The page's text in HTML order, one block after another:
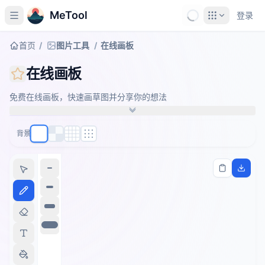
MeTool 登录
首页 / 图片工具 / 在线画板
在线画板
免费在线画板，快速画草图并分享你的想法
背景